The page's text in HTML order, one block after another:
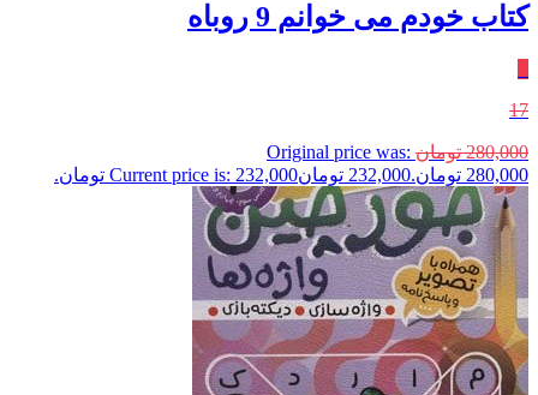
کتاب خودم می خوانم 9 روباه
17
280,000 تومان Original price was:
280,000 تومان.
232,000 تومانCurrent price is: 232,000 تومان.